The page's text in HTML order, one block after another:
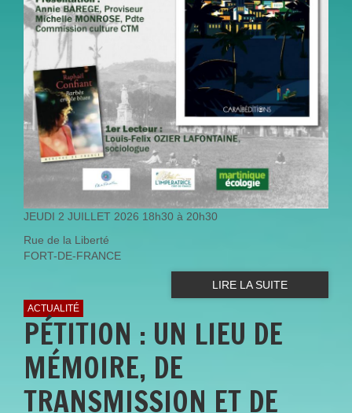
JEUDI 2 JUILLET 2026 18h30 à 20h30
Rue de la Liberté
FORT-DE-FRANCE
LIRE LA SUITE
ACTUALITÉ
PÉTITION : UN LIEU DE
MÉMOIRE, DE
TRANSMISSION ET DE